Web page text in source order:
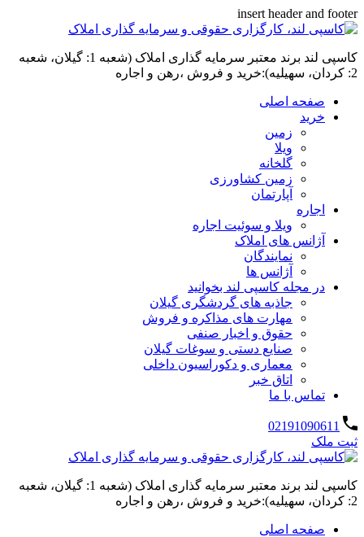
insert header and footer
کاسپی لند برند معتبر سرمایه گذاری املاک (شعبه 1: گیلان، شعبه
2: کردان، سهیلیه):خرید و فروش ،رهن و اجاره
صفحه اصلی
خرید
زمین
ویلا
گلخانه
زمین کشاورزی
آپارتمان
اجاره
ویلا و سوئیت اجاره
آژانس های املاک
نمایندگان
آژانس ها
در مجله کاسپی لند بخوانید
جاذبه های گردشگری گیلان
مهارت های مذاکره و فروش
حقوق و اخبار صنفی
صنایع دستی و سوغات گیلان
معماری و دکوراسیون داخلی
اتاق خبر
تماس با ما
02191090611
ثبت ملک
کاسپی لند برند معتبر سرمایه گذاری املاک (شعبه 1: گیلان، شعبه
2: کردان، سهیلیه):خرید و فروش ،رهن و اجاره
صفحه اصلی